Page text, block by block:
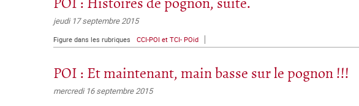
POI : Histoires de pognon, suite.
jeudi 17 septembre 2015
Figure dans les rubriques CCI-POI et TCI- POid
POI : Et maintenant, main basse sur le pognon !!!
mercredi 16 septembre 2015